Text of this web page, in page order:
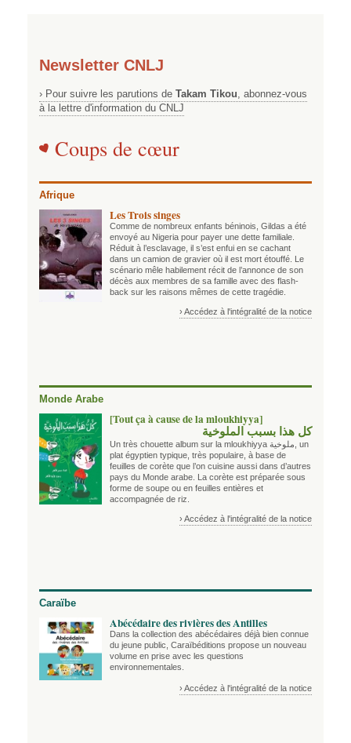
Newsletter CNLJ
› Pour suivre les parutions de Takam Tikou, abonnez-vous
à la lettre d'information du CNLJ
Coups de cœur
Afrique
Les Trois singes
Comme de nombreux enfants béninois, Gildas a été
envoyé au Nigeria pour payer une dette familiale.
Réduit à l’esclavage, il s’est enfui en se cachant
dans un camion de gravier où il est mort étouffé. Le
scénario mêle habilement récit de l’annonce de son
décès aux membres de sa famille avec des flash-
back sur les raisons mêmes de cette tragédie.
› Accédez à l'intégralité de la notice
Monde Arabe
[Tout ça à cause de la mloukhiyya]
كل هذا بسبب الملوخية
Un très chouette album sur la mloukhiyya ملوخية, un
plat égyptien typique, très populaire, à base de
feuilles de corète que l’on cuisine aussi dans d’autres
pays du Monde arabe. La corète est préparée sous
forme de soupe ou en feuilles entières et
accompagnée de riz.
› Accédez à l'intégralité de la notice
Caraïbe
Abécédaire des rivières des Antilles
Dans la collection des abécédaires déjà bien connue
du jeune public, Caraïbéditions propose un nouveau
volume en prise avec les questions
environnementales.
› Accédez à l'intégralité de la notice